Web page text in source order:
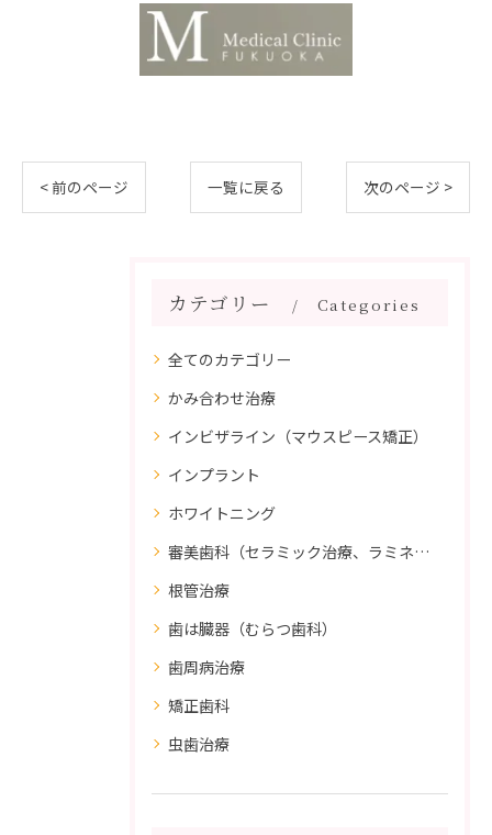
< 前のページ 一覧に戻る 次のページ >
カテゴリー Categories
全てのカテゴリー
かみ合わせ治療
インビザライン（マウスピース矯正）
インプラント
ホワイトニング
審美歯科（セラミック治療、ラミネートべニア、ダイレクトボンディング）
根管治療
歯は臓器（むらつ歯科）
歯周病治療
矯正歯科
虫歯治療